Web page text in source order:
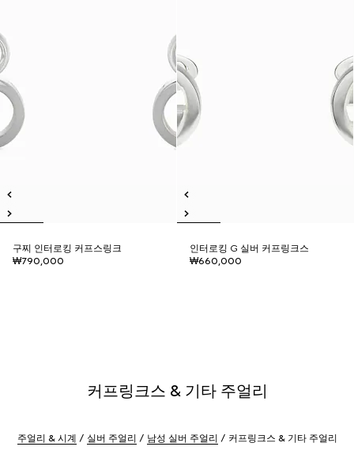
구찌 인터로킹 커프스링크
₩790,000
인터로킹 G 실버 커프링크스
₩660,000
커프링크스 & 기타 주얼리
주얼리 & 시계 실버 주얼리 남성 실버 주얼리 커프링크스 & 기타 주얼리